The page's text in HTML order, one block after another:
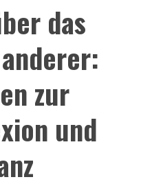
das
zur
und